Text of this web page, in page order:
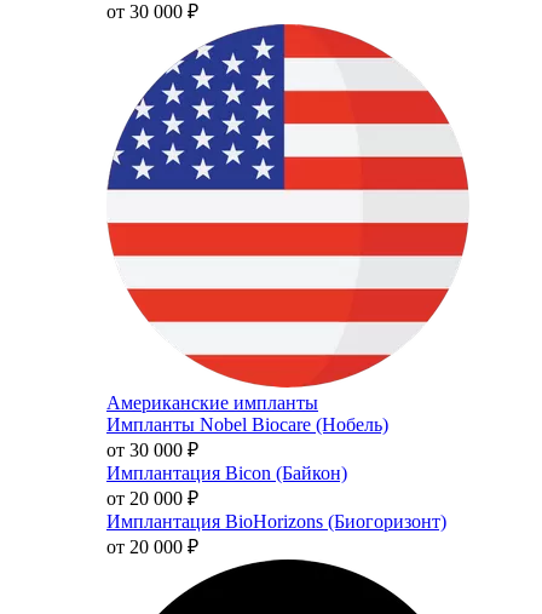
от 30 000 ₽
Американские импланты
Импланты Nobel Biocare (Нобель)
от 30 000 ₽
Имплантация Bicon (Байкон)
от 20 000 ₽
Имплантация BioHorizons (Биогоризонт)
от 20 000 ₽